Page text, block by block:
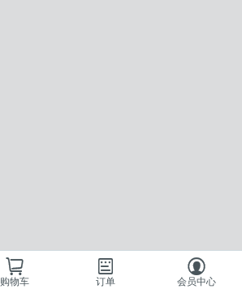
购物车 订单 会员中心